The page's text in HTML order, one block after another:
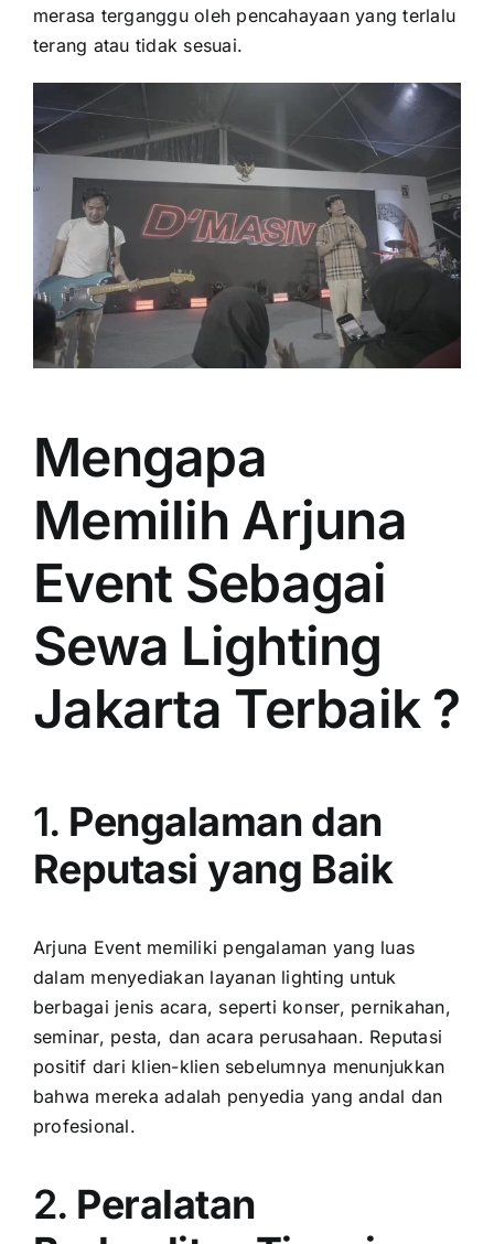
merasa terganggu oleh pencahayaan yang terlalu
terang atau tidak sesuai.
Mengapa
Memilih Arjuna
Event Sebagai
Sewa Lighting
Jakarta Terbaik ?
1. Pengalaman dan
Reputasi yang Baik
Arjuna Event memiliki pengalaman yang luas
dalam menyediakan layanan lighting untuk
berbagai jenis acara, seperti konser, pernikahan,
seminar, pesta, dan acara perusahaan. Reputasi
positif dari klien-klien sebelumnya menunjukkan
bahwa mereka adalah penyedia yang andal dan
profesional.
2. Peralatan